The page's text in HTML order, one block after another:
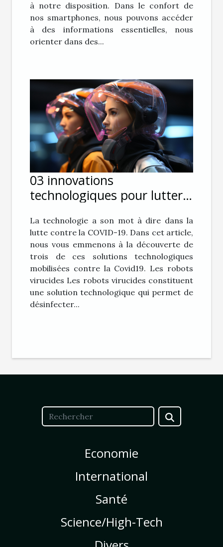
à notre disposition. Dans le confort de
nos smartphones, nous pouvons accéder
à des informations essentielles, nous
orienter dans des...
03 innovations
technologiques pour lutter
La technologie a son mot à dire dans la
lutte contre la COVID-19. Dans cet article,
nous vous emmenons à la découverte de
trois de ces solutions technologiques
mobilisées contre la Covid19. Les robots
virucides Les robots virucides constituent
une solution technologique qui permet de
désinfecter...
Economie
International
Santé
Science/High-Tech